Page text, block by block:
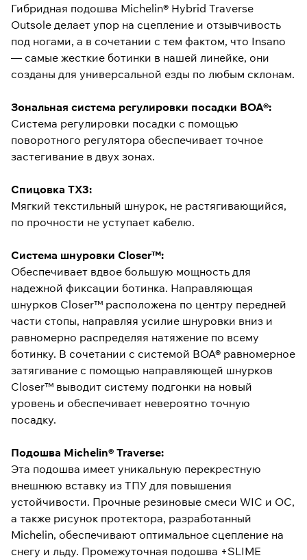
Гибридная подошва Michelin® Hybrid Traverse
Outsole делает упор на сцепление и отзывчивость
под ногами, а в сочетании с тем фактом, что Insano
— самые жесткие ботинки в нашей линейке, они
созданы для универсальной езды по любым склонам.
Зональная система регулировки посадки BOA®:
Система регулировки посадки с помощью
поворотного регулятора обеспечивает точное
застегивание в двух зонах.
Спицовка TX3:
Мягкий текстильный шнурок, не растягивающийся,
по прочности не уступает кабелю.
Система шнуровки Closer™:
Обеспечивает вдвое большую мощность для
надежной фиксации ботинка. Направляющая
шнурков Closer™ расположена по центру передней
части стопы, направляя усилие шнуровки вниз и
равномерно распределяя натяжение по всему
ботинку. В сочетании с системой BOA® равномерное
затягивание с помощью направляющей шнурков
Closer™ выводит систему подгонки на новый
уровень и обеспечивает невероятно точную
посадку.
Подошва Michelin® Traverse:
Эта подошва имеет уникальную перекрестную
внешнюю вставку из ТПУ для повышения
устойчивости. Прочные резиновые смеси WIC и OC,
а также рисунок протектора, разработанный
Michelin, обеспечивают оптимальное сцепление на
снегу и льду. Промежуточная подошва +SLIME